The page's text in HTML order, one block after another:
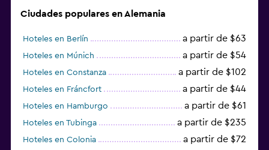
Ciudades populares en Alemania
Hoteles en Berlín a partir de $63
Hoteles en Múnich a partir de $54
Hoteles en Constanza a partir de $102
Hoteles en Fráncfort a partir de $44
Hoteles en Hamburgo a partir de $61
Hoteles en Tubinga a partir de $235
Hoteles en Colonia a partir de $72